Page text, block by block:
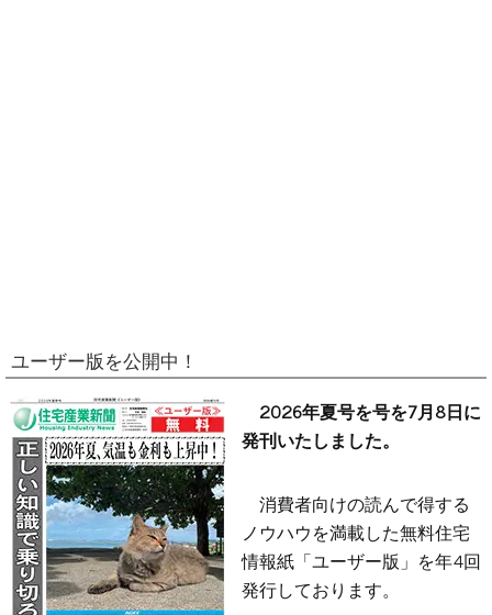
ユーザー版を公開中！
2026年夏号を号を7月8日に
発刊いたしました。
消費者向けの読んで得する
ノウハウを満載した無料住宅
情報紙「ユーザー版」を年4回
発行しております。